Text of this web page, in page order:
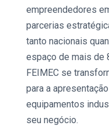
empreendedores
parcerias
tanto nacionais
espaço de mais de
FEIMEC se
para a
equipamentos
seu negócio.